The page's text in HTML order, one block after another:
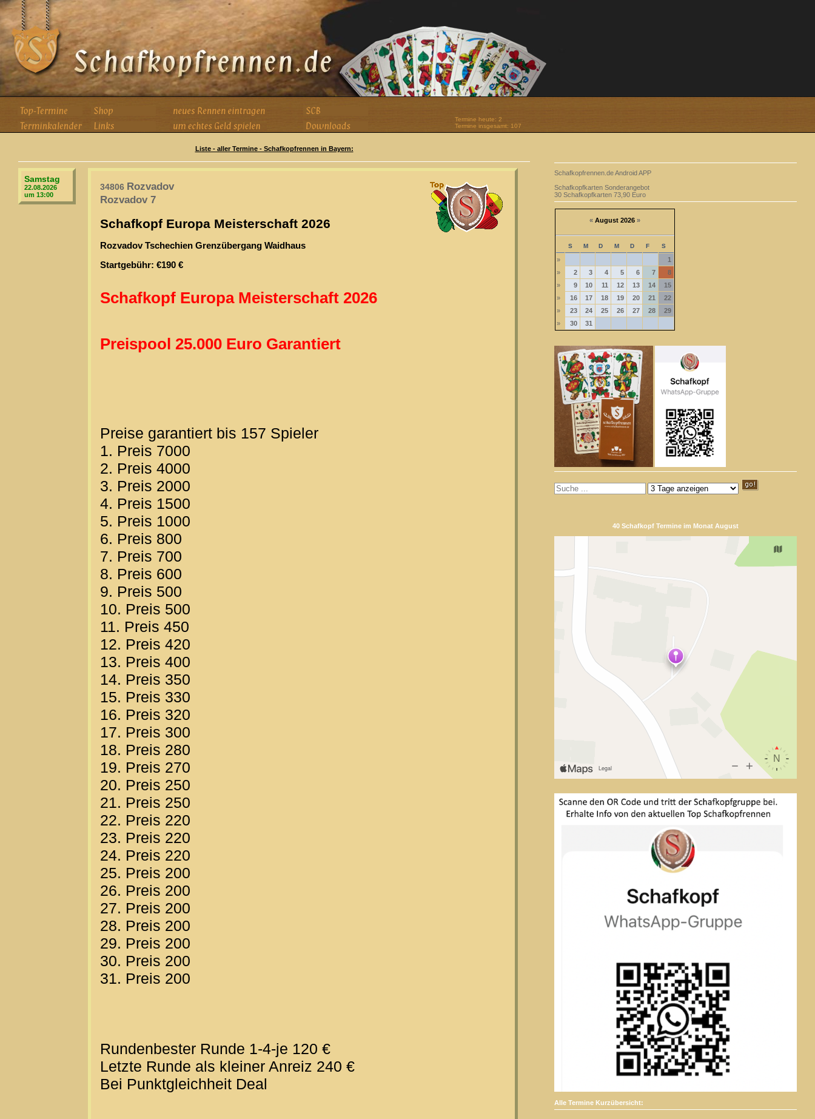
Termine heute: 2
Termine insgesamt: 107
Liste - aller Termine - Schafkopfrennen in Bayern:
Samstag
22.08.2026
um 13:00
34806 Rozvadov
Rozvadov 7
Schafkopf Europa Meisterschaft 2026
Rozvadov Tschechien Grenzübergang Waidhaus
Startgebühr: €190 €
Schafkopf Europa Meisterschaft 2026
Preispool 25.000 Euro Garantiert
Preise garantiert bis 157 Spieler
1. Preis 7000
2. Preis 4000
3. Preis 2000
4. Preis 1500
5. Preis 1000
6. Preis 800
7. Preis 700
8. Preis 600
9. Preis 500
10. Preis 500
11. Preis 450
12. Preis 420
13. Preis 400
14. Preis 350
15. Preis 330
16. Preis 320
17. Preis 300
18. Preis 280
19. Preis 270
20. Preis 250
21. Preis 250
22. Preis 220
23. Preis 220
24. Preis 220
25. Preis 200
26. Preis 200
27. Preis 200
28. Preis 200
29. Preis 200
30. Preis 200
31. Preis 200
Rundenbester Runde 1-4-je 120 €
Letzte Runde als kleiner Anreiz 240 €
Bei Punktgleichheit Deal
Schafkopfrennen.de Android APP
Schafkopfkarten Sonderangebot
30 Schafkopfkarten 73,90 Euro
« August 2026 »
S M D M D F S
»
1
»
2 3 4 5 6 7
8
»
9 10 11 12 13 14
15
»
16 17 18 19 20 21
22
»
23 24 25 26 27 28
29
»
30 31
40 Schafkopf Termine im Monat August
Alle Termine Kurzübersicht: